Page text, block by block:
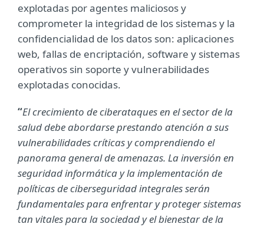
explotadas por agentes maliciosos y
comprometer la integridad de los sistemas y la
confidencialidad de los datos son: aplicaciones
web, fallas de encriptación, software y sistemas
operativos sin soporte y vulnerabilidades
explotadas conocidas.
“El crecimiento de ciberataques en el sector de la
salud debe abordarse prestando atención a sus
vulnerabilidades críticas y comprendiendo el
panorama general de amenazas. La inversión en
seguridad informática y la implementación de
políticas de ciberseguridad integrales serán
fundamentales para enfrentar y proteger sistemas
tan vitales para la sociedad y el bienestar de la